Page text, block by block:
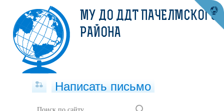
МУ ДО ДДТ ПАЧЕЛМСКОГО
РАЙОНА
Написать письмо